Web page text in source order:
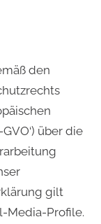
den
über die
gilt
Media-Profile.